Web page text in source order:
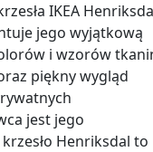
IKEA
jego wyjątkową
i wzorów
piękny wygląd
jest jego
Henriksdal to